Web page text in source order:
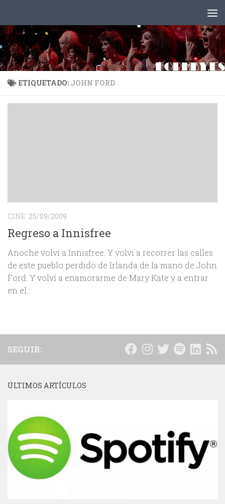
ETIQUETADO: JOHN FORD
CINE 25/09/2009
Regreso a Innisfree
Anoche volví a Innisfree. Y volví a recorrer las calles
de este pueblo perdido de Irlanda de la mano de John
Ford. Y volví a enamorarme de Mary Kate y a entrar
en el...
SEGUIR:
ÚLTIMOS ARTÍCULOS